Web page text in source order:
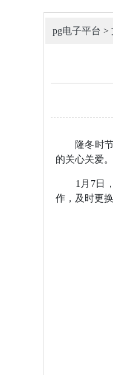
pg电子平台 >
隆冬时节
的关心关爱。
1月7日，
作，及时更